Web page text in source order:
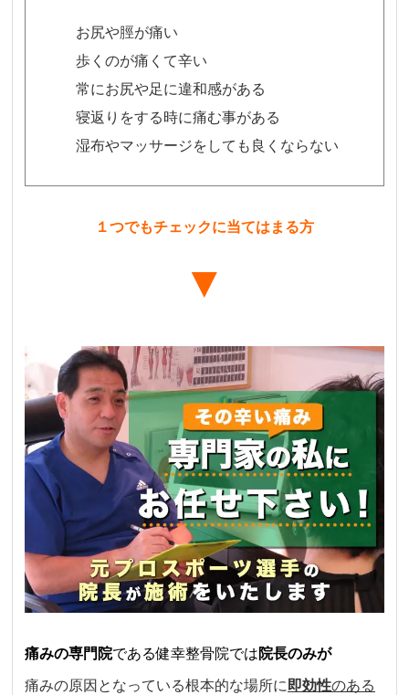
お尻や脛が痛い
歩くのが痛くて辛い
常にお尻や足に違和感がある
寝返りをする時に痛む事がある
湿布やマッサージをしても良くならない
１つでもチェックに当てはまる方
▼
痛みの専門院である健幸整骨院では院長のみが
痛みの原因となっている根本的な場所に 即効性のある